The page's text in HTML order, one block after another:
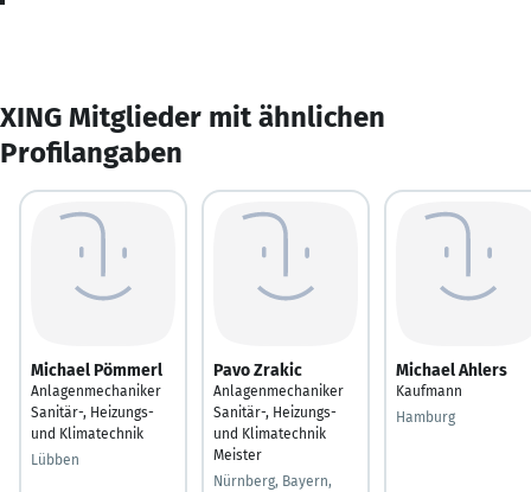
XING Mitglieder mit ähnlichen
Profilangaben
Michael Pömmerl
Anlagenmechaniker
Sanitär-, Heizungs-
und Klimatechnik
Lübben
Pavo Zrakic
Anlagenmechaniker
Sanitär-, Heizungs-
und Klimatechnik
Meister
Nürnberg, Bayern,
Michael Ahlers
Kaufmann
Hamburg